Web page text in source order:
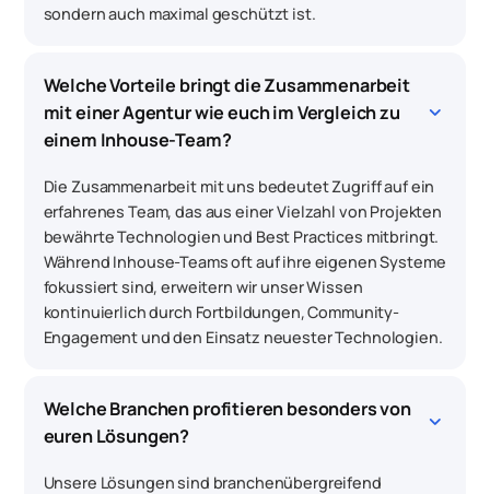
sondern auch maximal geschützt ist.
Welche Vorteile bringt die Zusammenarbeit
mit einer Agentur wie euch im Vergleich zu
einem Inhouse-Team?
keyboard_arrow_down
Die Zusammenarbeit mit uns bedeutet Zugriff auf ein
erfahrenes Team, das aus einer Vielzahl von Projekten
bewährte Technologien und Best Practices mitbringt.
Während Inhouse-Teams oft auf ihre eigenen Systeme
fokussiert sind, erweitern wir unser Wissen
kontinuierlich durch Fortbildungen, Community-
Engagement und den Einsatz neuester Technologien.
Welche Branchen profitieren besonders von
euren Lösungen?
keyboard_arrow_down
Unsere Lösungen sind branchenübergreifend